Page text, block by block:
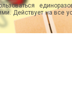
Действует на все